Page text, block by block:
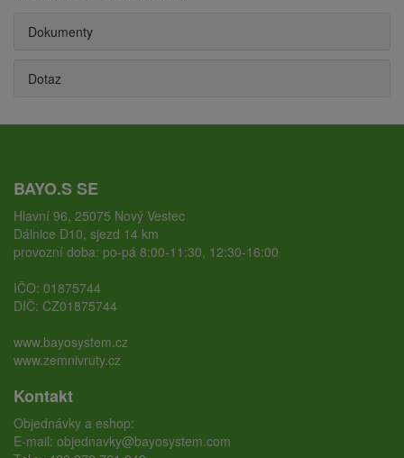
Dokumenty
Dotaz
BAYO.S SE
Hlavní 96, 25075 Nový Vestec
Dálnice D10, sjezd 14 km
provozní doba: po-pá 8:00-11:30, 12:30-16:00
IČO: 01875744
DIČ: CZ01875744
www.bayosystem.cz
www.zemnivruty.cz
Kontakt
Objednávky a eshop:
E-mail: objednavky@bayosystem.com